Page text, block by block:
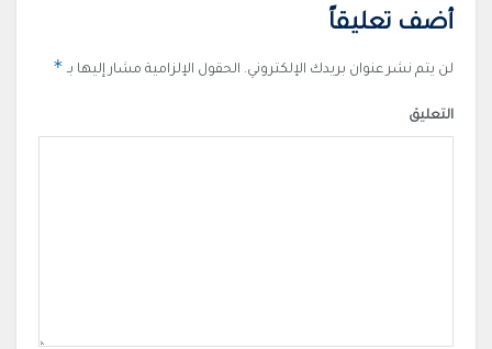
أضف تعليقاً
لن يتم نشر عنوان بريدك الإلكتروني. الحقول الإلزامية مشار إليها بـ *
التعليق